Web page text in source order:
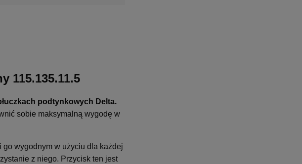
115.135.11.5
podtynkowych Delta.
sobie maksymalną wygodę w
go wygodnym w użyciu dla każdej
z niego. Przycisk ten jest